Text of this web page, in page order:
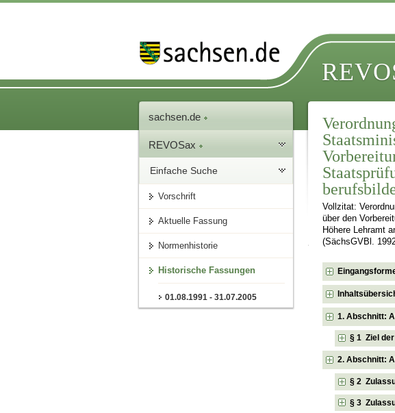
sachsen.de
REVOSax
Einfache Suche
Vorschrift
Aktuelle Fassung
Normenhistorie
Historische Fassungen
01.08.1991 - 31.07.2005
Vollzitat:
über den
Höhere Lehramt
(SächsGVBl.
1. Abschnitt:
§ 1 Ziel
2. Abschnitt:
§ 2
§ 3